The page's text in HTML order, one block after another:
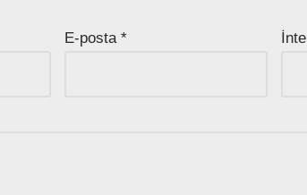
E-posta*